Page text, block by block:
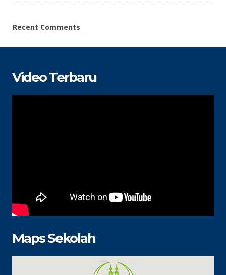
Recent Comments
Video Terbaru
Maps Sekolah